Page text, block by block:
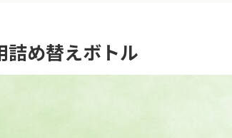
詰め替えボトル